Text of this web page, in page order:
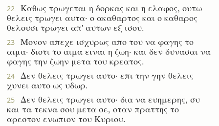
22
Καθως τρωγεται η δορκας και η ελαφος, ουτω
θελεις τρωγει αυτα· ο ακαθαρτος και ο καθαρος
θελουσι τρωγει απ' αυτων εξ ισου.
23
Μονον απεχε ισχυρως απο του να φαγης το
αιμα· διοτι το αιμα ειναι η ζωη· και δεν δυνασαι να
φαγης την ζωην μετα του κρεατος.
24
Δεν θελεις τρωγει αυτο· επι την γην θελεις
χυνει αυτο ως υδωρ.
25
Δεν θελεις τρωγει αυτο· δια να ευημερης, συ
και τα τεκνα σου μετα σε, οταν πραττης το
αρεστον ενωπιον του Κυριου.